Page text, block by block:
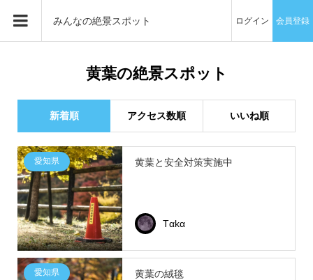
みんなの絶景スポット ログイン 会員登録
黄葉の絶景スポット
新着順 アクセス数順 いいね順
愛知県 黄葉と安全対策実施中
Tαkα
愛知県 黄葉の絨毯